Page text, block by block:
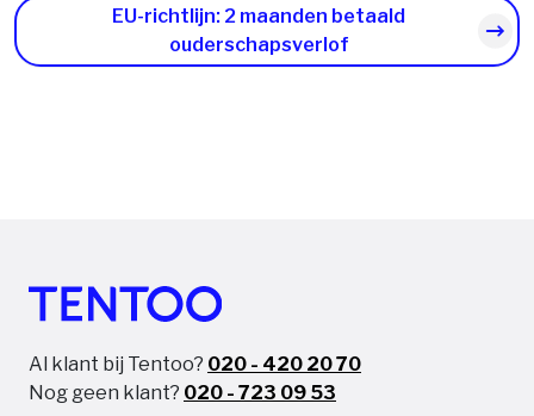
EU-richtlijn: 2 maanden betaald
ouderschapsverlof
Al klant bij Tentoo? 020 - 420 20 70
Nog geen klant? 020 - 723 09 53